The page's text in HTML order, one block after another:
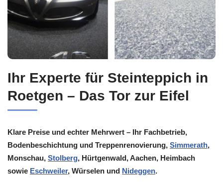
Ihr Experte für Steinteppich in
Roetgen – Das Tor zur Eifel
Klare Preise und echter Mehrwert – Ihr Fachbetrieb,
Bodenbeschichtung und Treppenrenovierung, Simmerath,
Monschau, Stolberg, Hürtgenwald, Aachen, Heimbach
sowie Eschweiler, Würselen und Nideggen.